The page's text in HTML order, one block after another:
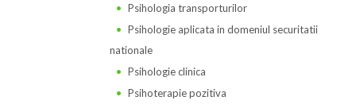
Psihologia transporturilor
Psihologie aplicata in domeniul securitatii
nationale
Psihologie clinica
Psihoterapie pozitiva